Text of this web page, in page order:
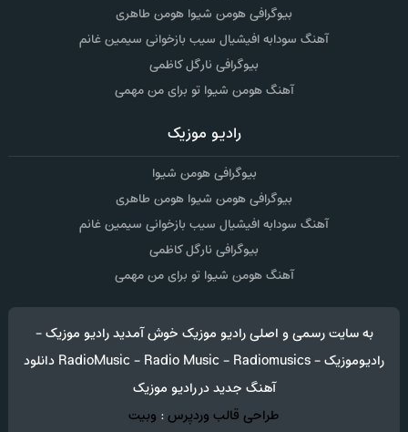
بیوگرافی هومن شیوا هومن طاهری
آهنگ سودابه افیشیال سیب بازخوانی سیمین غانم
بیوگرافی نارگل کاظمی
آهنگ هومن شیوا تو برای من مهمی
رادیو موزیک
بیوگرافی هومن شیوا
بیوگرافی هومن شیوا هومن طاهری
آهنگ سودابه افیشیال سیب بازخوانی سیمین غانم
بیوگرافی نارگل کاظمی
آهنگ هومن شیوا تو برای من مهمی
به سایت رسمی و اصلی رادیو موزیک خوش آمدید رادیو موزیک -
رادیوموزیک - RadioMusic - Radio Music - Radiomusics دانلود
آهنگ جدید در رادیو موزیک
طراحی قالب وردپرس: وبیت